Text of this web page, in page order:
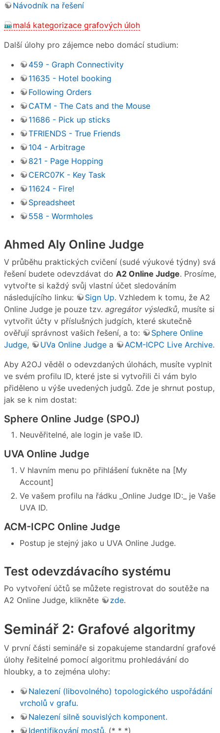
Návodník na řešení
malá kategorizace grafových úloh
Další úlohy pro zájemce nebo domácí studium:
459 - Graph Connectivity
11635 - Hotel booking
Following Orders
CATM - The Cats and the Mouse
11686 - Pick up sticks
TFRIENDS - True Friends
104 - Arbitrage
821 - Page Hopping
CERC07K - Key Task
11624 - Fire!
Spreadsheet
558 - Wormholes
Ahmed Aly Online Judge
V průběhu praktických cvičení (sudé výukové týdny) svá
řešení budete odevzdávat do A2 Online Judge. Prosíme,
vytvořte si každý svůj vlastní účet sledováním
následujícího linku:
Sign Up. Vzhledem k tomu, že A2
Online Judge je pouze tzv. agregátor výsledků, musíte si
vytvořit účty v příslušných judgích, které skutečně
ověřují správnost vašich řešení, a to:
Sphere Online
Judge, UVa Online Judge a ACM-ICPC Live Archive.
Aby A2OJ věděl o odevzdaných úlohách, musíte vyplnit
ve svém profilu ID, které jste si vytvořili či vám bylo
přiděleno u výše uvedených judgů. Zde je shrnut postup,
jak se k nim dostat:
Sphere Online Judge (SPOJ)
Neuvěřitelné, ale login je vaše ID.
UVA Online Judge
V hlavním menu po přihlášení ťukněte na [My
Account]
Ve vašem profilu na řádku _Online Judge ID:_ je Vaše
UVA ID.
ACM-ICPC Online Judge
Postup je stejný jako u UVA Online Judge.
Test odevzdávacího systému
Po vytvoření účtů se můžete registrovat do soutěže na
A2 Online Judge, klikněte
zde.
Seminář 2: Grafové algoritmy
V první části semináře si zopakujeme standardní grafové
úlohy řešitelné pomocí algoritmu prohledávání do
hloubky, a to zejména ulohy:
Nalezení (libovolného) topologického uspořádání
vrcholů v grafu.
Nalezení silně souvislých komponent.
Identifikování mostů. (*_*_*)